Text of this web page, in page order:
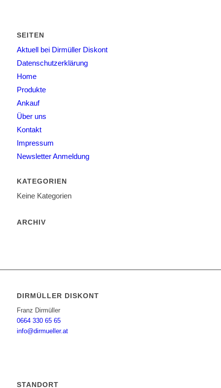
SEITEN
Aktuell bei Dirmüller Diskont
Datenschutzerklärung
Home
Produkte
Ankauf
Über uns
Kontakt
Impressum
Newsletter Anmeldung
KATEGORIEN
Keine Kategorien
ARCHIV
DIRMÜLLER DISKONT
Franz Dirmüller
0664 330 65 65
info@dirmueller.at
STANDORT